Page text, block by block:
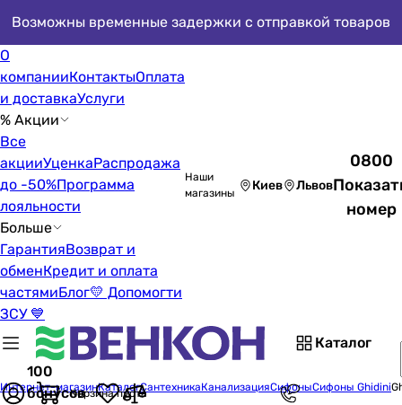
Возможны временные задержки с отправкой товаров
О
компанииКонтактыОплата
и доставкаУслуги
% Акции
Все
акцииУценкаРаспродажа
до -50%Программа
лояльности
Больше
ГарантияВозврат и
обменКредит и оплата
частямиБлог💛 Допомогти
ЗСУ 💙
Наши
магазины
Киев Львов
0800
номер
Каталог
100
бонусовКорзина пуста
Интернет-магазинКаталогСантехникаКанализацияСифоныСифоны Ghidini